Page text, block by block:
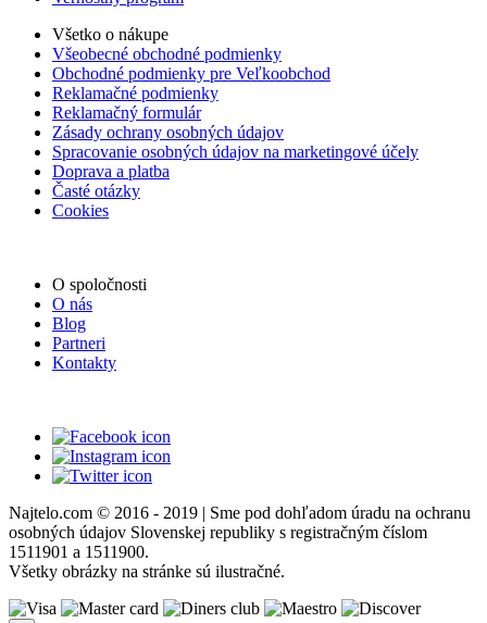
Všetko o nákupe
Všeobecné obchodné podmienky
Obchodné podmienky pre Veľkoobchod
Reklamačné podmienky
Reklamačný formulár
Zásady ochrany osobných údajov
Spracovanie osobných údajov na marketingové účely
Doprava a platba
Časté otázky
Cookies
O spoločnosti
O nás
Blog
Partneri
Kontakty
Najtelo.com © 2016 - 2019 | Sme pod dohľadom úradu na ochranu
osobných údajov Slovenskej republiky s registračným číslom
1511901 a 1511900.
Všetky obrázky na stránke sú ilustračné.